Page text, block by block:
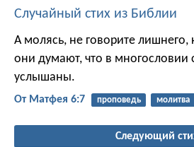
Случайный стих из Библии
А молясь, не говорите лишнего,
они думают, что в многословии
услышаны.
От Матфея 6:7 проповедь молитва
Следующий